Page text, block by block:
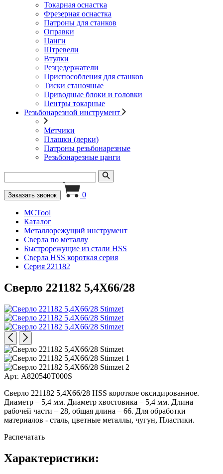
Токарная оснастка
Фрезерная оснастка
Патроны для станков
Оправки
Цанги
Штревели
Втулки
Резцедержатели
Приспособления для станков
Тиски станочные
Приводные блоки и головки
Центры токарные
Резьбонарезной инструмент
Метчики
Плашки (лерки)
Патроны резьбонарезные
Резьбонарезные цанги
Заказать звонок 0
MCTool
Каталог
Металлорежущий инструмент
Сверла по металлу
Быстрорежущие из стали HSS
Сверла HSS короткая серия
Серия 221182
Сверло 221182 5,4X66/28
Арт. A820540T000S
Сверло 221182 5,4X66/28 HSS короткое оксидированное.
Диаметр – 5,4 мм. Диаметр хвостовика – 5,4 мм. Длина
рабочей части – 28, общая длина – 66. Для обработки
материалов - сталь, цветные металлы, чугун, Пластики.
Распечатать
Характеристики: